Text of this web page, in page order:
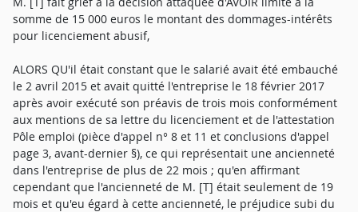
somme de 15 000 euros le montant des dommages-intérêts
pour licenciement abusif,
ALORS QU'il était constant que le salarié avait été embauché
le 2 avril 2015 et avait quitté l'entreprise le 18 février 2017
après avoir exécuté son préavis de trois mois conformément
aux mentions de sa lettre du licenciement et de l'attestation
Pôle emploi (pièce d'appel n° 8 et 11 et conclusions d'appel
page 3, avant-dernier §), ce qui représentait une ancienneté
dans l'entreprise de plus de 22 mois ; qu'en affirmant
cependant que l'ancienneté de M. [T] était seulement de 19
mois et qu'eu égard à cette ancienneté, le préjudice subi du